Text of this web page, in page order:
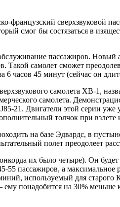
сверхзвуковой
смог бы состязаться в
пассажиров.
Такой самолет сможет
6 часов 45 минут (сейчас он
самолета XB-1,
самолета.
21. Двигатели этой серии
толчок при взлете
на базе Эдвардс, в
полет преодолеет
их было четыре). Он
пассажиров, а максимальное
используемый для
понадобится на 30% меньше